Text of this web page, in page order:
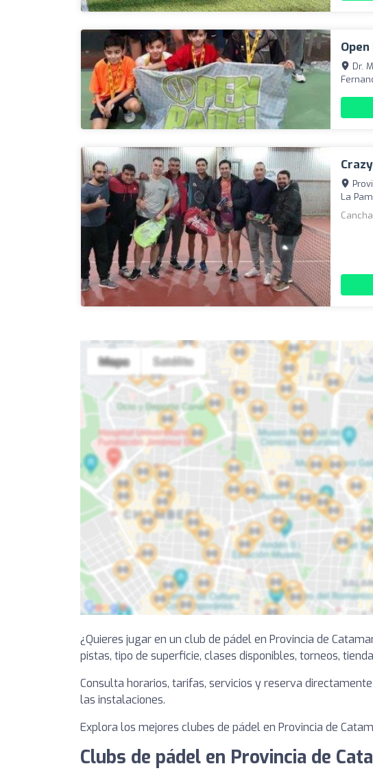
Dr.
La
¿Quieres jugar en un club de pádel en Provincia de
pistas, tipo de superficie, clases disponibles, torneos,
Consulta horarios, tarifas, servicios y reserva
las instalaciones.
Explora los mejores clubes de pádel en Provincia de
Clubs de pádel en Provincia de